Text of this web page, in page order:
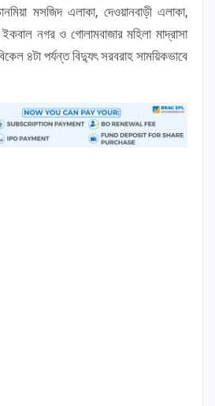
মসজিদ এলাকা, দেওয়ানবাড়ী এলাকা,
ইকবাল নগর ও গোলামবাজার মহিলা মাদ্রাসা
৪টা পর্যন্ত বিদ্যুৎ সরবরাহ সাময়িকভাবে